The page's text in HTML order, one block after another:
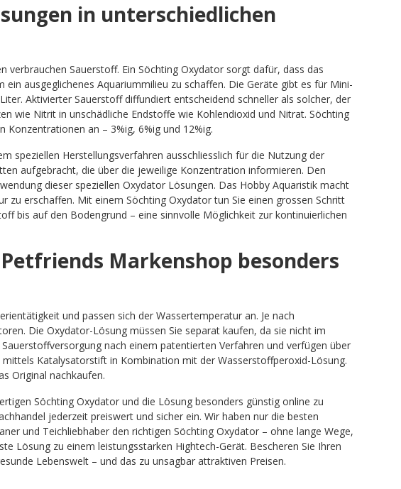
in unterschiedlichen
verbrauchen Sauerstoff. Ein Söchting Oxydator sorgt dafür, dass das
ausgeglichenes Aquariummilieu zu schaffen. Die Geräte gibt es für Mini-
Aktivierter Sauerstoff diffundiert entscheidend schneller als solcher, der
wie Nitrit in unschädliche Endstoffe wie Kohlendioxid und Nitrat. Söchting
an – 3%ig, 6%ig und 12%ig.
speziellen Herstellungsverfahren ausschliesslich für die Nutzung der
aufgebracht, die über die jeweilige Konzentration informieren. Den
dieser speziellen Oxydator Lösungen. Das Hobby Aquaristik macht
zu erschaffen. Mit einem Söchting Oxydator tun Sie einen grossen Schritt
bis auf den Bodengrund – eine sinnvolle Möglichkeit zur kontinuierlichen
Markenshop besonders
und passen sich der Wassertemperatur an. Je nach
Die Oxydator-Lösung müssen Sie separat kaufen, da sie nicht im
nach einem patentierten Verfahren und verfügen über
Katalysatorstift in Kombination mit der Wasserstoffperoxid-Lösung.
Original nachkaufen.
Söchting Oxydator und die Lösung besonders günstig online zu
jederzeit preiswert und sicher ein. Wir haben nur die besten
und Teichliebhaber den richtigen Söchting Oxydator – ohne lange Wege,
Lösung zu einem leistungsstarken Hightech-Gerät. Bescheren Sie Ihren
Lebenswelt – und das zu unsagbar attraktiven Preisen.